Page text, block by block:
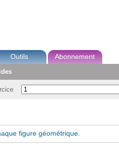
Outils Abonnement
figure géométrique.